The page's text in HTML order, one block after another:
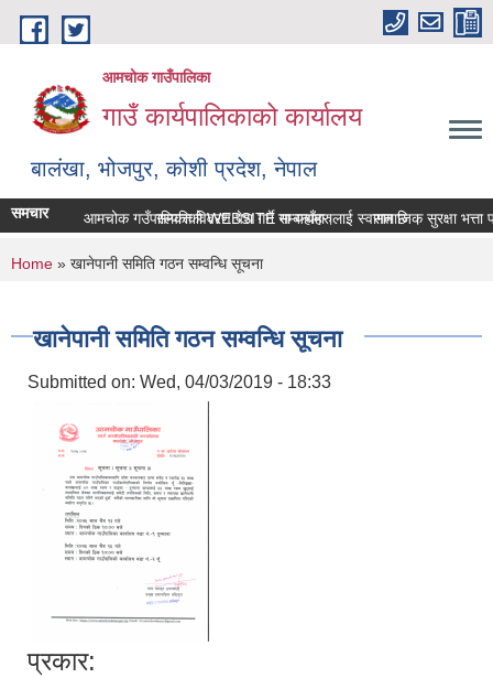
Skip to main content
आमचोक गाउँपालिका
गाउँ कार्यपालिकाको कार्यालय
बालंखा, भोजपुर, कोशी प्रदेश, नेपाल
आमचोक गउँपालिकाको WEBSITE मा यहाँहरुलाई स्वागत छ ।
समचार सम्पत्ति विवरण पेश गर्ने सम्बन्धमा। सामाजिक सुरक्षा भत्ता
You are here
Home » खानेपानी समिति गठन सम्वन्धि सूचना
खानेपानी समिति गठन सम्वन्धि सूचना
Submitted on: Wed, 04/03/2019 - 18:33
प्रकार: